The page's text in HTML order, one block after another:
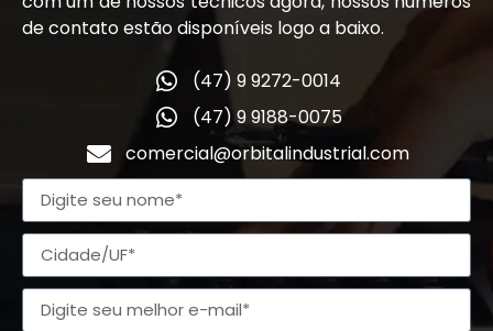
de contato estão disponíveis logo a baixo.
(47) 9 9272-0014
(47) 9 9188-0075
comercial@orbitalindustrial.com